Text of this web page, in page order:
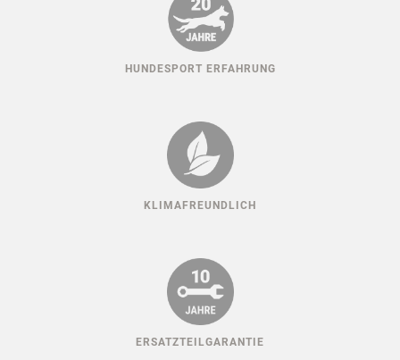
HUNDESPORT ERFAHRUNG
KLIMAFREUNDLICH
ERSATZTEILGARANTIE